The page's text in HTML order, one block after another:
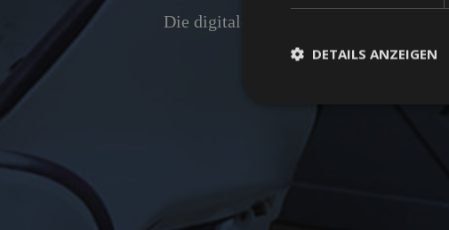
Die digitale Präsenz ist für
DETAILS ANZEIGEN